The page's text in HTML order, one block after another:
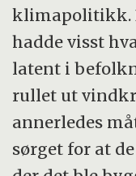
klimapolitikk.
hadde visst
latent i
rullet ut
annerledes
sørget for at